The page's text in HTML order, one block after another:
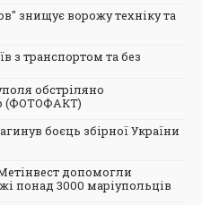
знищує ворожу техніку та
з транспортом та без
обстріляно
(ФОТОФАКТ)
боєць збірної України
допомогли
понад 3000 маріупольців